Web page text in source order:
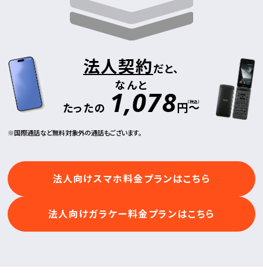
法人契約だと、
なんと
たったの 1,078円～
（税込）
国際通話など無料対象外の通話もございます。
法人向けスマホ料金プランはこちら
法人向けガラケー料金プランはこちら